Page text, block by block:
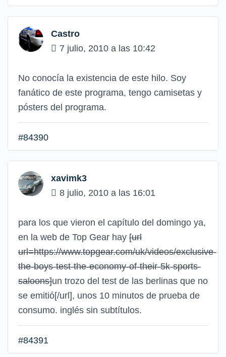
Castro
7 julio, 2010 a las 10:42
No conocía la existencia de este hilo. Soy
fanático de este programa, tengo camisetas y
pósters del programa.
#84390
xavimk3
8 julio, 2010 a las 16:01
para los que vieron el capítulo del domingo ya,
en la web de Top Gear hay [url
url=https://www.topgear.com/uk/videos/exclusive-
the-boys-test-the-economy-of-their-5k-sports-
saloons]un trozo del test de las berlinas que no
se emitió[/url], unos 10 minutos de prueba de
consumo. inglés sin subtítulos.
#84391